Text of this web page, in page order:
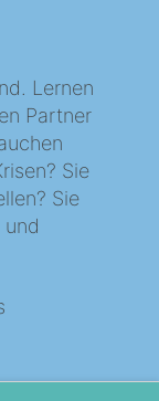
Lernen
Partner
Sie
Sie